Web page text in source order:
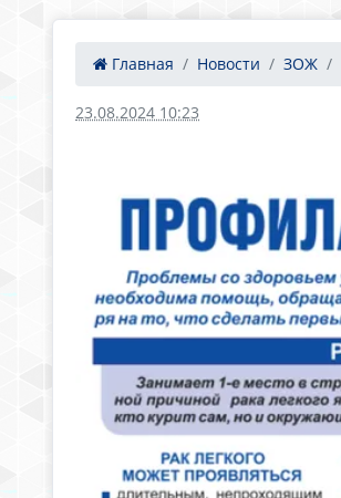
Главная Новости ЗОЖ
23.08.2024 10:23